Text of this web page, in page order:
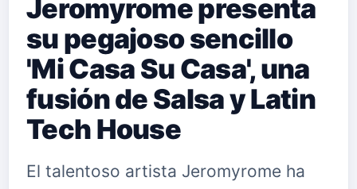
Jeromyrome presenta
su pegajoso sencillo
'Mi Casa Su Casa', una
fusión de Salsa y Latin
Tech House
El talentoso artista Jeromyrome ha